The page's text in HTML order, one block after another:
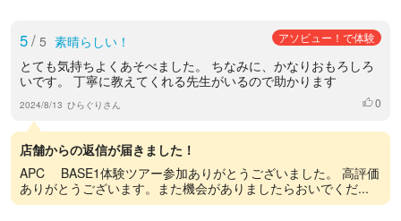
5/ 5 素晴らしい！ アソビュー！で体験
とても気持ちよくあそべました。 ちなみに、かなりおもろしろ
いです。 丁寧に教えてくれる先生がいるので助かります
2024/8/13 ひらぐりさん いいね
0
店舗からの返信が届きました！
APC BASE1体験ツアー参加ありがとうございました。 高評価
ありがとうございます。また機会がありましたらおいでくだ...